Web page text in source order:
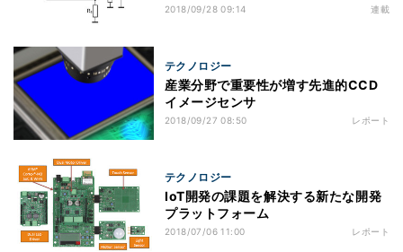
2018/09/28 09:14 連載
テクノロジー
産業分野で重要性が増す先進的CCD
イメージセンサ
2018/09/27 08:50 レポート
テクノロジー
IoT開発の課題を解決する新たな開発
プラットフォーム
2018/07/06 11:00 レポート